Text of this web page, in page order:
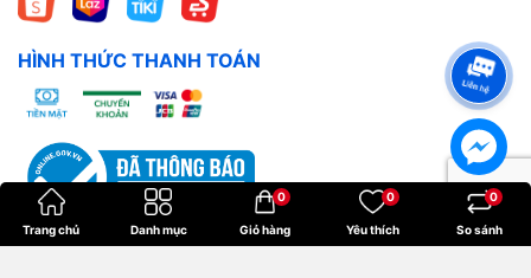
HÌNH THỨC THANH TOÁN
Trang chủ Danh mục Giỏ hàng
0
Yêu thích
0
So sánh
0